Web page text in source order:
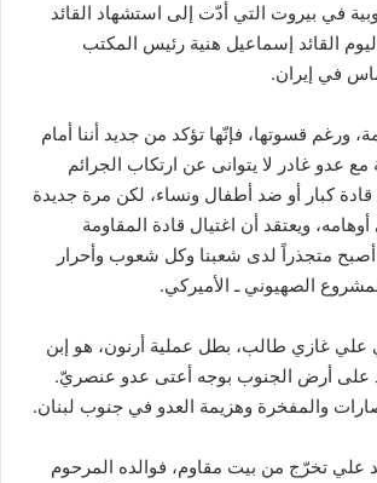
في بيروت التي أدّت إلى استشهاد القائد
القائد إسماعيل هنية رئيس المكتب
في إيران.
ورغم قسوتها، فإنّها تؤكد من جديد أننا أمام
عدو غادر لا يتوانى عن ارتكاب الجرائم
كبار أو ضد أطفال ونساء، لكن مرة جديدة
ويعتقد أن اغتيال قادة المقاومة
متجذراً لدى شعبنا وكل شعوب وأحرار
الصهيوني ـ الأميركي.
علي غازي طالب، بطل عملية أرنون، هو إبن
على أرض الجنوب بوجه أعتى عدو عنصريّ.
والمفخرة وهزيمة العدو في جنوب لبنان.
علي تخرّج من بيت مقاوم، فوالده المرحوم